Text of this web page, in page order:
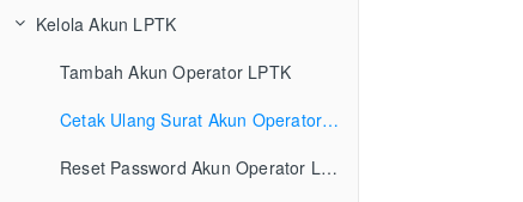
Kelola Akun LPTK
Tambah Akun Operator LPTK
Cetak Ulang Surat Akun Operator LPTK
Reset Password Akun Operator LPTK